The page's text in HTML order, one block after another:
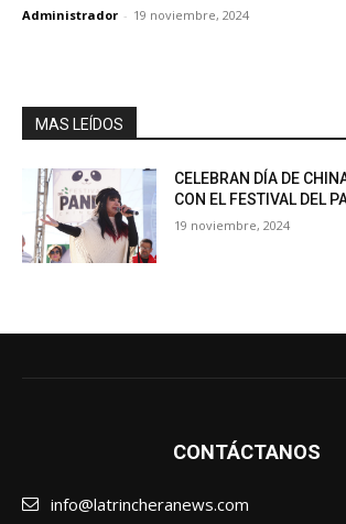
Administrador - 19 noviembre, 2024
MAS LEÍDOS
CELEBRAN DÍA DE
CON EL FESTIVAL DEL
19 noviembre, 2024
CONTÁCTANOS
info@latrincheranews.com